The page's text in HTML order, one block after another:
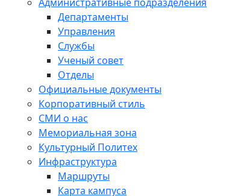
Департаменты
Управления
Службы
Ученый совет
Отделы
Официальные документы
Корпоративный стиль
СМИ о нас
Мемориальная зона
Культурный Политех
Инфраструктура
Маршруты
Карта кампуса